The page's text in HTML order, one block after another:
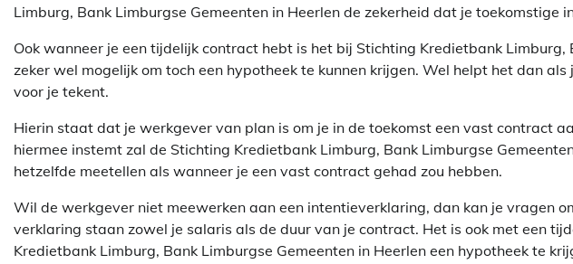
Limburg, Bank Limburgse Gemeenten in Heerlen de zekerheid dat je toekomstige
Ook wanneer je een tijdelijk contract hebt is het bij Stichting Kredietbank Limburg,
zeker wel mogelijk om toch een hypotheek te kunnen krijgen. Wel helpt het dan
voor je tekent.
Hierin staat dat je werkgever van plan is om je in de toekomst een vast contract
hiermee instemt zal de Stichting Kredietbank Limburg, Bank Limburgse
hetzelfde meetellen als wanneer je een vast contract gehad zou hebben.
Wil de werkgever niet meewerken aan een intentieverklaring, dan kan je vragen
verklaring staan zowel je salaris als de duur van je contract. Het is ook met een
Kredietbank Limburg, Bank Limburgse Gemeenten in Heerlen een hypotheek te